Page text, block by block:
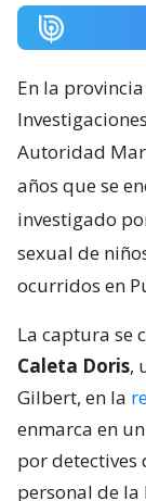
En la
Autoridad
años que se
investigado
sexual de
ocurridos en
La captura se
Caleta Doris,
Gilbert, en la
enmarca en
por detectives
personal de